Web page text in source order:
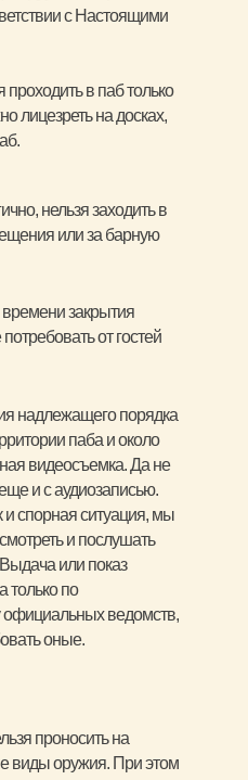
проносить на
виды оружия. При этом
надлежащего порядка
паба и около
видеосъемка. Да не
и с аудиозаписью.
и спорная ситуация, мы
и послушать
или показ
только по
ведомств,
оные.
закрытия
от гостей
нельзя заходить в
или за барную
проходить в паб только
лицезреть на досках,
с Настоящими